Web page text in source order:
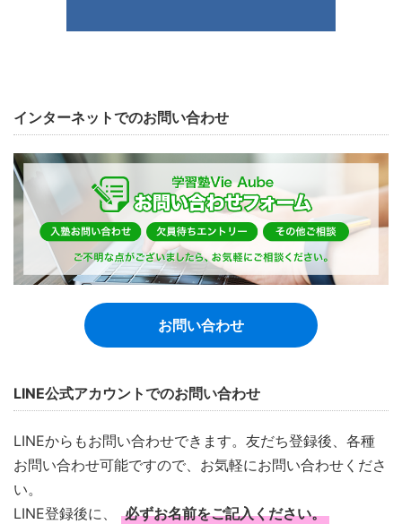
インターネットでのお問い合わせ
お問い合わせ
LINE公式アカウントでのお問い合わせ
LINEからもお問い合わせできます。友だち登録後、各種
お問い合わせ可能ですので、お気軽にお問い合わせくださ
い。
LINE登録後に、
必ずお名前をご記入ください。